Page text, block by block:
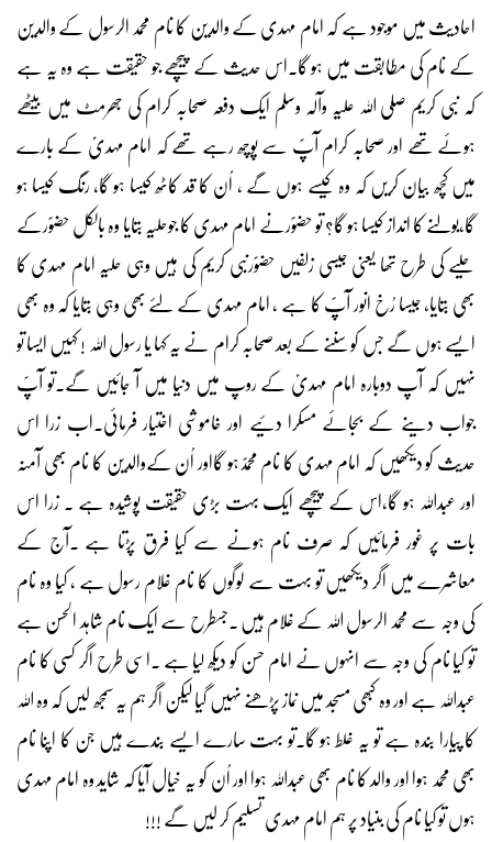
احادیث میں موجود ہے کہ امام مہدی کے والدین کا نام محمد الرسول کے والدین
کے نام کی مطابقت میں ہو گا۔اس حدیث کے پیچھے جو حقیقت ہے وہ یہ ہے
کہ نبی کریم صلی اللہ علیہ وآلہ وسلم ایک دفعہ صحابہ کرام کی جھرمٹ میں بیٹھے
ہوئے تھے اور صحابہ کرام آپؐ سے پوچھ رہے تھے کہ امام مہدیؑ کے بارے
میں کچھ بیان کریں کہ وہ کیسے ہوں گے ، اُن کا قد کاٹھ کیسا ہو گا، رنگ کیسا ہو
گا،بولنے کا انداز کیسا ہو گا؟ تو حضوؐرنے امام مہدی کا جوحلیہ بتایا وہ بالکل حضوؐرکے
حلیے کی طرح تھا یعنی جیسی زلفیں حضوؐرنبی کریم کی ہیں وہی حلیہ امام مہدی کا
بھی بتایا، جیسا رُخ انور آپؐ کا ہے ، امام مہدی کے لئے بھی وہی بتایا کہ وہ بھی
ایسے ہوں گے جس کو سننے کے بعد صحابہ کرام نے یہ کہا یا رسول اللہ ! کہیں ایسا تو
نہیں کہ آپ دوبارہ امام مہدیؑ کے روپ میں دنیا میں آ جائیں گے۔تو آپؐ
جواب دینے کے بجائے مسکرا دئیے اور خاموشی اختیار فرمائی۔اب زرا اس
حدیث کو دیکھیں کہ امام مہدی کا نام محمدؐہو گااور اُن کےوالدین کا نام بھی آمنہ
اور عبداللہ ہو گا،اس کے پیچھے ایک بہت بڑی حقیقت پوشیدہ ہے ۔ زرا اس
بات پر غور فرمائیں کہ صرف نام ہونے سے کیا فرق پڑتا ہے ۔آج کے
معاشرے میں اگر دیکھیں تو بہت سے لوگوں کا نام غلام رسول ہے ، کیا وہ نام
کی وجہ سے محمد الرسول اللہ کے غلام ہیں ۔جسطرح سے ایک نام شاہد الحسن ہے
تو کیا نام کی وجہ سے انہوں نے امام حسن کو دیکھ لیا ہے ۔اسی طرح اگر کسی کا نام
عبداللہ ہے اور وہ کبھی مسجد میں نماز پڑھنے نہیں گیا لیکن اگر ہم یہ سمجھ لیں کہ وہ اللہ
کا پیارا بندہ ہے تو یہ غلط ہو گا۔تو بہت سارے ایسے بندے ہیں جن کا اپنا نام
بھی محمد ہوا اور والد کا نام بھی عبداللہ ہوا اور اُن کو یہ خیال آیا کہ شاید وہ امام مہدی
ہوں تو کیا نام کی بنیاد پر ہم امام مہدی تسلیم کر لیں گے !!!